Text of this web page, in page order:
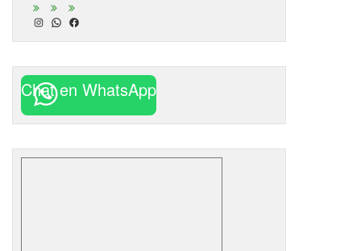
Instagram
WhatsApp
Facebook
Chat en WhatsApp